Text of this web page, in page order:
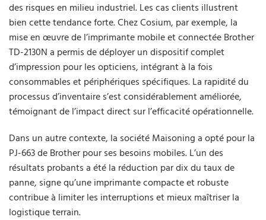
des risques en milieu industriel. Les cas clients illustrent
bien cette tendance forte. Chez Cosium, par exemple, la
mise en œuvre de l’imprimante mobile et connectée Brother
TD-2130N a permis de déployer un dispositif complet
d’impression pour les opticiens, intégrant à la fois
consommables et périphériques spécifiques. La rapidité du
processus d’inventaire s’est considérablement améliorée,
témoignant de l’impact direct sur l’efficacité opérationnelle.
Dans un autre contexte, la société Maisoning a opté pour la
PJ-663 de Brother pour ses besoins mobiles. L’un des
résultats probants a été la réduction par dix du taux de
panne, signe qu’une imprimante compacte et robuste
contribue à limiter les interruptions et mieux maîtriser la
logistique terrain.